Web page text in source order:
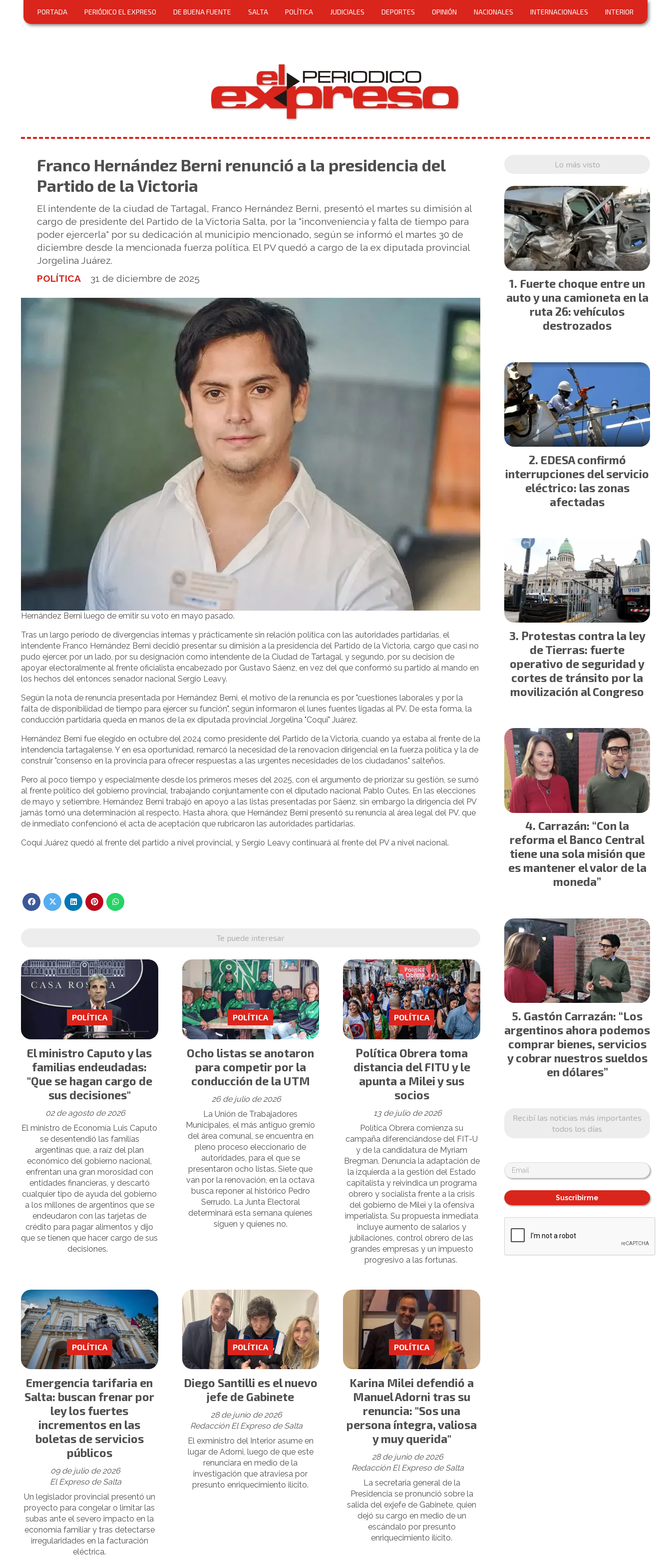
PORTADA PERIÓDICO EL EXPRESO DE BUENA FUENTE SALTA POLÍTICA JUDICIALES DEPORTES OPINIÓN NACIONALES INTERNACIONALES INTERIOR
Franco Hernández Berni renunció a la presidencia del
Partido de la Victoria
El intendente de la ciudad de Tartagal, Franco Hernández Berni, presentó el martes su dimisión al
cargo de presidente del Partido de la Victoria Salta, por la "inconveniencia y falta de tiempo para
poder ejercerla" por su dedicación al municipio mencionado, según se informó el martes 30 de
diciembre desde la mencionada fuerza política. El PV quedó a cargo de la ex diputada provincial
Jorgelina Juárez.
POLÍTICA
31 de diciembre de 2025
Hernández Berni luego de emitir su voto en mayo pasado.
Tras un largo período de divergencias internas y prácticamente sin relación política con las autoridades partidarias, el
intendente Franco Hernández Berni decidió presentar su dimisión a la presidencia del Partido de la Victoria, cargo que casi no
pudo ejercer, por un lado, por su designación como intendente de la Ciudad de Tartagal, y segundo, por su decision de
apoyar electoralmente al frente oficialista encabezado por Gustavo Sáenz, en vez del que conformó su partido al mando en
los hechos del entonces senador nacional Sergio Leavy.
Según la nota de renuncia presentada por Hernández Berni, el motivo de la renuncia es por "cuestiones laborales y por la
falta de disponibilidad de tiempo para ejercer su función", según informaron el lunes fuentes ligadas al PV. De esta forma, la
conducción partidaria queda en manos de la ex diputada provincial Jorgelina "Coqui" Juárez.
Hernández Berni fue elegido en octubre del 2024 como presidente del Partido de la Victoria, cuando ya estaba al frente de la
intendencia tartagalense. Y en esa oportunidad, remarcó la necesidad de la renovacion dirigencial en la fuerza política y la de
construir "consenso en la provincia para ofrecer respuestas a las urgentes necesidades de los ciudadanos" salteños.
Pero al poco tiempo y especialmente desde los primeros meses del 2025, con el argumento de priorizar su gestión, se sumó
al frente político del gobierno provincial, trabajando conjuntamente con el diputado nacional Pablo Outes. En las elecciones
de mayo y setiembre, Hernández Berni trabajó en apoyo a las listas presentadas por Sáenz, sin embargo la dirigencia del PV
jamás tomó una determinación al respecto. Hasta ahora, que Hernández Berni presentó su renuncia al área legal del PV, que
de inmediato confencionó el acta de aceptación que rubricaron las autoridades partidarias.
Coqui Juárez quedó al frente del partido a nivel provincial, y Sergio Leavy continuará al frente del PV a nivel nacional.
Te puede interesar
El ministro Caputo y las
familias endeudadas:
"Que se hagan cargo de
sus decisiones"
POLÍTICA
02 de agosto de 2026
El ministro de Economía Luis Caputo
se desentendió las familias
argentinas que, a raíz del plan
económico del gobierno nacional,
enfrentan una gran morosidad con
entidades financieras, y descartó
cualquier tipo de ayuda del gobierno
a los millones de argentinos que se
endeudaron con las tarjetas de
crédito para pagar alimentos y dijo
que se tienen que hacer cargo de sus
decisiones.
Ocho listas se anotaron
para competir por la
conducción de la UTM
POLÍTICA
26 de julio de 2026
La Unión de Trabajadores
Municipales, el más antiguo gremio
del área comunal, se encuentra en
pleno proceso eleccionario de
autoridades, para el que se
presentaron ocho listas. Siete que
van por la renovación, en la octava
busca reponer al histórico Pedro
Serrudo. La Junta Electoral
determinará esta semana quienes
siguen y quienes no.
Política Obrera toma
distancia del FITU y le
apunta a Milei y sus
socios
POLÍTICA
13 de julio de 2026
Política Obrera comienza su
campaña diferenciándose del FIT-U
y de la candidatura de Myriam
Bregman. Denuncia la adaptación de
la izquierda a la gestión del Estado
capitalista y reivindica un programa
obrero y socialista frente a la crisis
del gobierno de Milei y la ofensiva
imperialista. Su propuesta inmediata
incluye aumento de salarios y
jubilaciones, control obrero de las
grandes empresas y un impuesto
progresivo a las fortunas.
Emergencia tarifaria en
Salta: buscan frenar por
ley los fuertes
incrementos en las
boletas de servicios
públicos
El Expreso de Salta
POLÍTICA
09 de julio de 2026
Un legislador provincial presentó un
proyecto para congelar o limitar las
subas ante el severo impacto en la
economía familiar y tras detectarse
irregularidades en la facturación
eléctrica.
Diego Santilli es el nuevo
jefe de Gabinete
Redacción El Expreso de Salta
POLÍTICA
28 de junio de 2026
El exministro del Interior asume en
lugar de Adorni, luego de que este
renunciara en medio de la
investigación que atraviesa por
presunto enriquecimiento ilícito.
Karina Milei defendió a
Manuel Adorni tras su
renuncia: "Sos una
persona íntegra, valiosa
y muy querida"
Redacción El Expreso de Salta
POLÍTICA
28 de junio de 2026
La secretaria general de la
Presidencia se pronunció sobre la
salida del exjefe de Gabinete, quien
dejó su cargo en medio de un
escándalo por presunto
enriquecimiento ilícito.
Lo más visto
Fuerte choque entre un
auto y una camioneta en la
ruta 26: vehículos
destrozados
EDESA confirmó
interrupciones del servicio
eléctrico: las zonas
afectadas
Protestas contra la ley
de Tierras: fuerte
operativo de seguridad y
cortes de tránsito por la
movilización al Congreso
Carrazán: “Con la
reforma el Banco Central
tiene una sola misión que
es mantener el valor de la
moneda”
Gastón Carrazán: “Los
argentinos ahora podemos
comprar bienes, servicios
y cobrar nuestros sueldos
en dólares”
Recibí las noticias más importantes
todos los días
Suscribirme